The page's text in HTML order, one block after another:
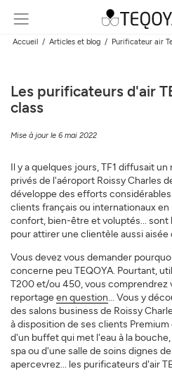
Accueil Articles et blog Purificateur air
Les purificateurs d'air
class
Mise à jour le 6 mai 2022
Il y a quelques jours, TF1 diffusait
privés de l'aéroport Roissy Charles
développe des efforts
clients français ou internationaux en
confort, bien-être et voluptés...
pour attirer une clientèle aussi aisée
Vous devez vous demander
concerne peu TEQOYA. Pourtant,
T200 et/ou 450, vous comprendrez
reportageen question... Vous y
des salons business de Roissy
à disposition de ses clients
d'un buffet qui met l'eau à la
spa ou d'une salle de soins dignes
apercevrez... les purificateurs d'air